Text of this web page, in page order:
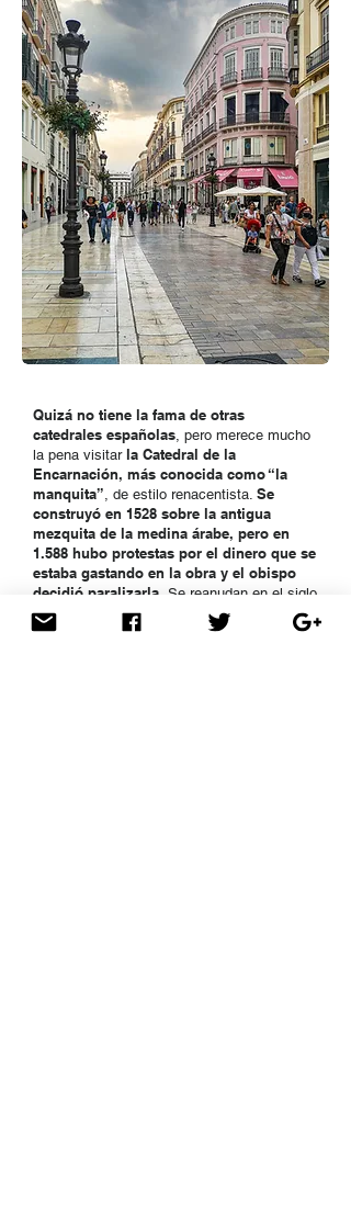
Quizá no tiene la fama de otras
catedrales españolas, pero merece mucho
la pena visitar la Catedral de la
Encarnación, más conocida como “la
manquita”, de estilo renacentista. Se
construyó en 1528 sobre la antigua
mezquita de la medina árabe, pero en
1.588 hubo protestas por el dinero que se
estaba gastando en la obra y el obispo
decidió paralizarla. Se reanudan en el siglo
XVIII, pero la falta de presupuesto provocó
otra vez su paralización en 1.782 y quedó